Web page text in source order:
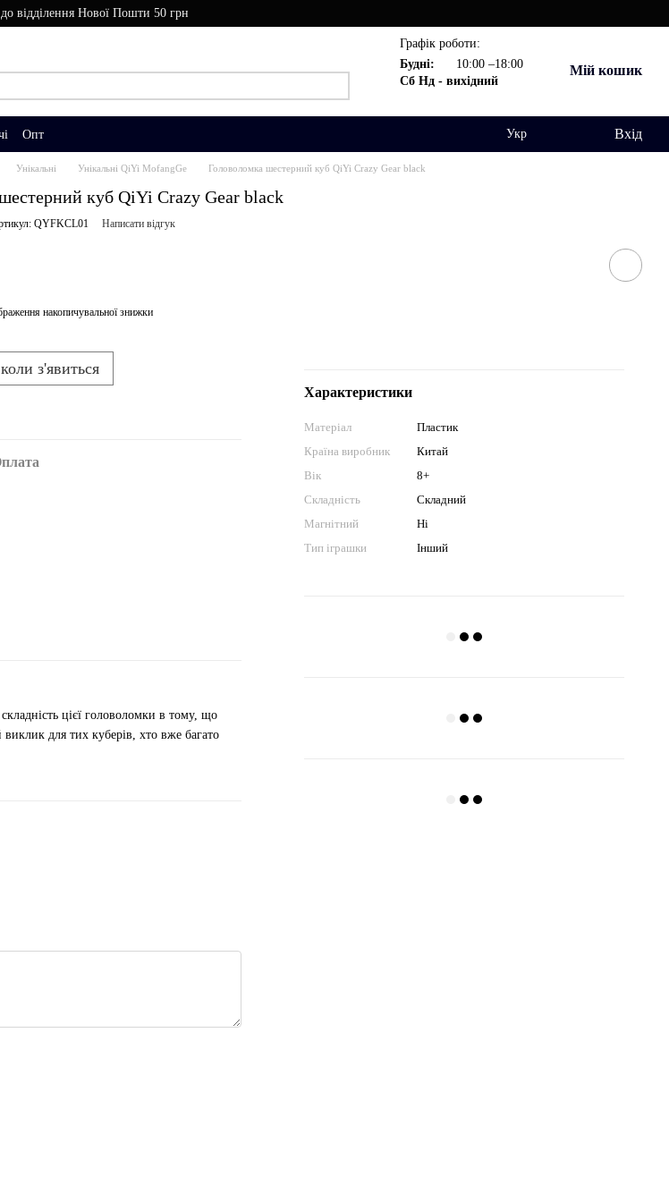
відділення Нової Пошти 50 грн
Графік роботи:
Будні:
10:00 –18:00
Сб Нд - вихідний
Мій кошик
Опт Укр Вхід
Унікальні Унікальні QiYi MofangGe Головоломка шестерний куб QiYi Crazy Gear black
куб QiYi Crazy Gear black
QYFKCL01 Написати відгук
накопичувальної знижки
з'явиться
Характеристики
Матеріал
Пластик
Країна виробник
Китай
Вік
8+
Складність
Складний
Магнітний
Ні
Тип іграшки
Інший
цієї головоломки в тому, що
для тих куберів, хто вже багато